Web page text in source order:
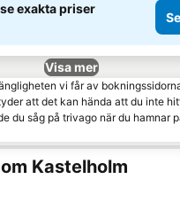
exakta priser
Visa mer
vi får av
att det kan hända att du inte
du såg på trivago när du hamnar
Kastelholm